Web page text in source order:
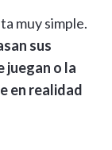
p
y
Li
m
p
ar
muy simple.
sus
juegan o la
en realidad